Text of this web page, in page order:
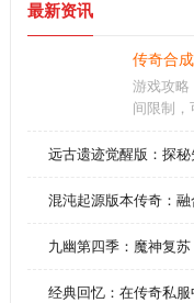
最新资讯
传奇合
游戏攻略
间限制，
战，积
你参与
3D成像
决。
远古遗迹觉醒版：探秘
混沌起源版本传奇：
九幽第四季：魔神复
经典回忆：在传奇私